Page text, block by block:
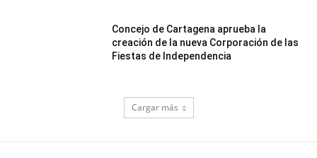
Concejo de Cartagena aprueba la
creación de la nueva Corporación de las
Fiestas de Independencia
Cargar más